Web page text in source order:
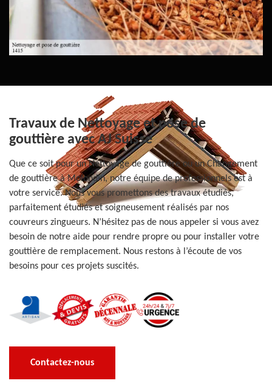
Travaux de Nettoyage et pose de
gouttière avec AJ Suisse
Que ce soit pour un Nettoyage de gouttière ou un Changement
de gouttière à Molondin, notre équipe de professionnels est à
votre service. Nous vous promettons des travaux étudiés,
parfaitement étudiés et soigneusement réalisés par nos
couvreurs zingueurs. N’hésitez pas de nous appeler si vous avez
besoin de notre aide pour rendre propre ou pour installer votre
gouttière de remplacement. Nous restons à l’écoute de vos
besoins pour ces projets suscités.
Contactez-nous